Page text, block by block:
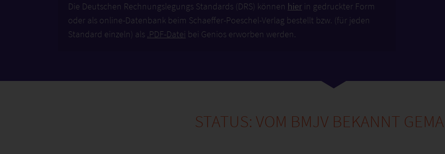
Die Deutschen Rechnungslegungs Standards (DRS) können hier in gedruckter Form
oder als online-Datenbank beim Schaeffer-Poeschel-Verlag bestellt bzw. (für jeden
Standard einzeln) als .PDF-Datei bei Genios erworben werden.
STATUS: VOM BMJV BEKANNT